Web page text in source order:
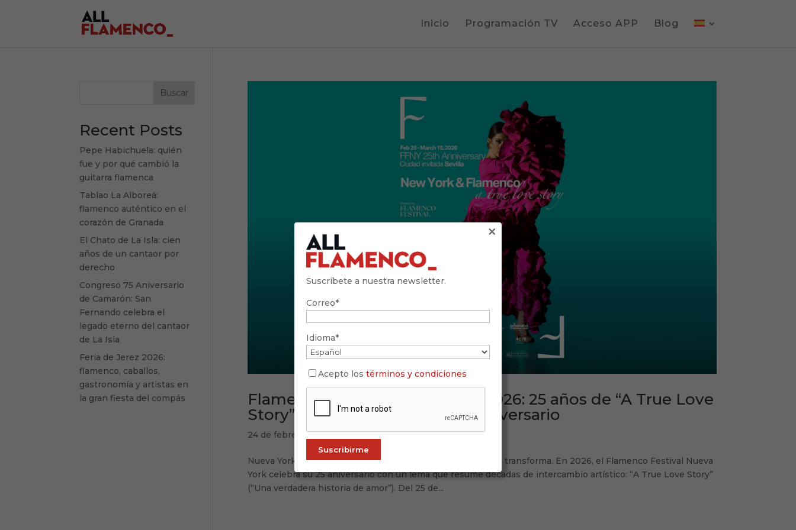
Inicio Programación TV Acceso APP Blog
Flamenco Festival Nueva York 2026: 25 años de “A True Love
Story”, programa y claves del aniversario
24 de febrero de 2026
Nueva York no “recibe” flamenco: lo conversa, lo provoca, lo transforma. En 2026, el Flamenco Festival Nueva
York celebra su 25 aniversario con un lema que resume décadas de intercambio artístico: “A True Love Story”
(“Una verdadera historia de amor”). Del 25 de...
Buscar
Recent Posts
Pepe Habichuela: quién
fue y por qué cambió la
guitarra flamenca
Tablao La Alboreá:
flamenco auténtico en el
corazón de Granada
El Chato de La Isla: cien
años de un cantaor por
derecho
Congreso 75 Aniversario
de Camarón: San
Fernando celebra el
legado eterno del cantaor
de La Isla
Feria de Jerez 2026:
flamenco, caballos,
gastronomía y artistas en
la gran fiesta del compás
Suscríbete a nuestra newsletter.
Correo*
Idioma*
Acepto los términos y condiciones
×